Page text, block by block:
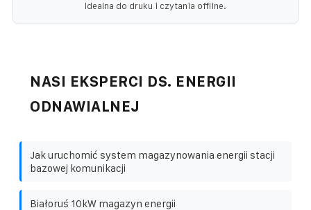
Idealna do druku i czytania offline.
NASI EKSPERCI DS. ENERGII
ODNAWIALNEJ
Jak uruchomić system magazynowania energii stacji
bazowej komunikacji
Białoruś 10kW magazyn energii